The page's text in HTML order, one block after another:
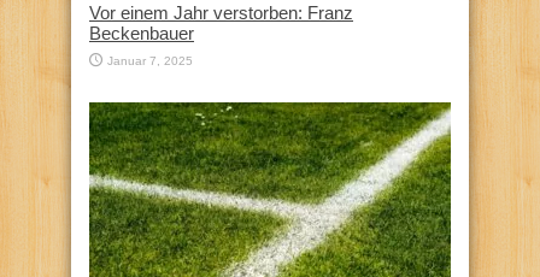
Vor einem Jahr verstorben: Franz
Beckenbauer
Januar 7, 2025